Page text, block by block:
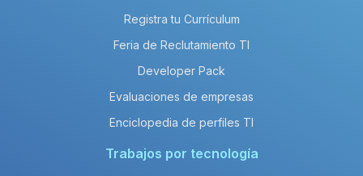
Registra tu Currículum
Feria de Reclutamiento TI
Developer Pack
Evaluaciones de empresas
Enciclopedia de perfiles TI
Trabajos por tecnología